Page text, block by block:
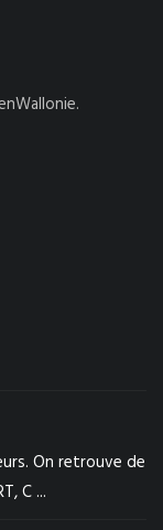
On retrouve de
C ...